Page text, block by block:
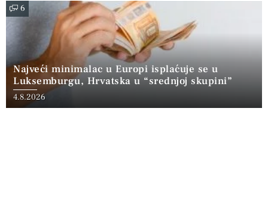
6
Najveći minimalac u Europi isplaćuje se u
Luksemburgu, Hrvatska u “srednjoj skupini”
4.8.2026